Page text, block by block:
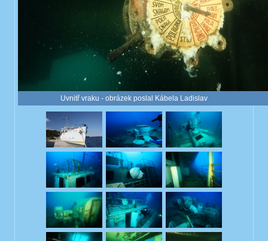
Uvnitř vraku - obrázek poslal Kábela Ladislav